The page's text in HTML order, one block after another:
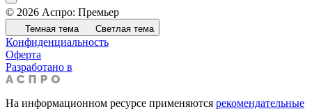
© 2026 Аспро: Премьер
Темная тема Светлая тема
Конфиденциальность
Оферта
Разработано в
На информационном ресурсе применяются рекомендательные